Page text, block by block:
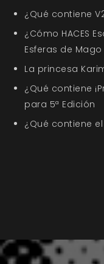
¿Qué contiene
¿Cómo HACES
Esferas de Mago
La princesa
¿Qué contiene
para 5ª Edición
¿Qué contiene